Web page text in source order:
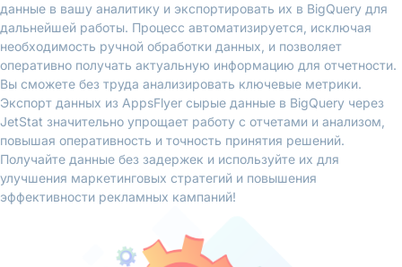
данные в вашу аналитику и экспортировать их в BigQuery для
дальнейшей работы. Процесс автоматизируется, исключая
необходимость ручной обработки данных, и позволяет
оперативно получать актуальную информацию для отчетности.
Вы сможете без труда анализировать ключевые метрики.
Экспорт данных из AppsFlyer сырые данные в BigQuery через
JetStat значительно упрощает работу с отчетами и анализом,
повышая оперативность и точность принятия решений.
Получайте данные без задержек и используйте их для
улучшения маркетинговых стратегий и повышения
эффективности рекламных кампаний!